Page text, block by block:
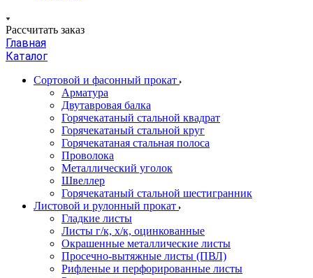
Рассчитать заказ
Главная
Каталог
Сортовой и фасонный прокат
Арматура
Двутавровая балка
Горячекатаный стальной квадрат
Горячекатаный стальной круг
Горячекатаная стальная полоса
Проволока
Металлический уголок
Швеллер
Горячекатаный стальной шестигранник
Листовой и рулонный прокат
Гладкие листы
Листы г/к, х/к, оцинкованные
Окрашенные металлические листы
Просечно-вытяжные листы (ПВЛ)
Рифленые и перфорированные листы